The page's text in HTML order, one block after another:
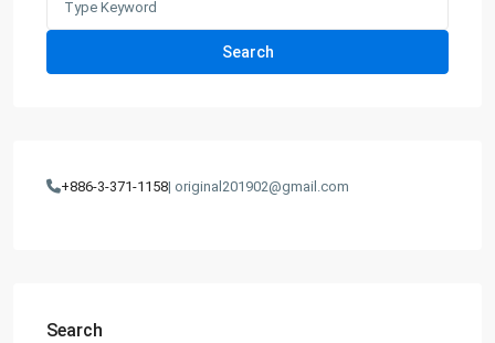
Search
+886-3-371-1158| original201902@gmail.com
Search